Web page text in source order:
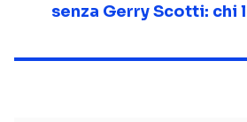
senza Gerry Scotti: chi